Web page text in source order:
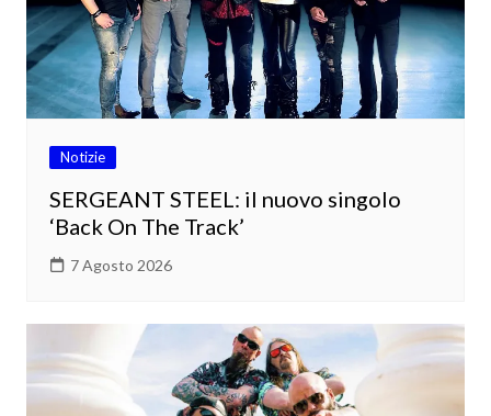
Notizie
SERGEANT STEEL: il nuovo singolo
‘Back On The Track’
7 Agosto 2026